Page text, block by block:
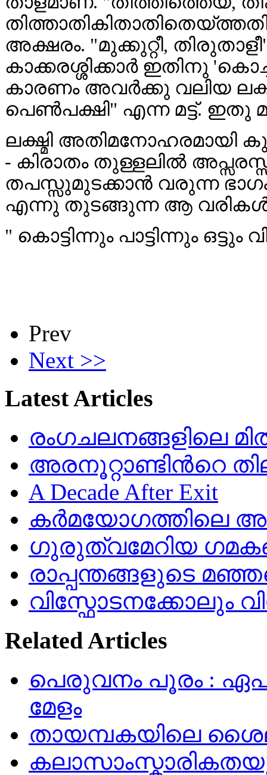
അക്ഷരം. "മുക്കുറ്റീ,
കാക്കരശ്ശിക്കാർ ഇതിനു
കാരണം അവർക്കു വലിയ
പെൺപക്ഷി" എന്ന മട്ട്. ഇതു
ലക്ഷ്മി അതിമനോഹരമായി
- കിരാതം തുള്ളലിൽ
തപസ്സുമുടക്കാൻ വരുന്ന
എന്നു തുടങ്ങുന്ന ആ വരികൾ
" കൊട്ടിന്നും പാട്ടിന്നും
Prev
Next >>
Latest Articles
രംഗചലനങ്ങളിലെ
അരനൂറ്റാണ്ടിൻറെ
A Decade After Exit
കർമയോഗത്തിലെ
ഗുരുത്വമേറിയ
രാപ്പന്തങ്ങളുടെ
വിസ്ഫോടനക്കോലും
Related Articles
പെരുവനം പൂരം :
മേളം
തായമ്പകയിലെ